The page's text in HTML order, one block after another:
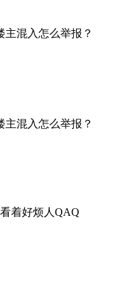
混入怎么举报？
混入怎么举报？
着好烦人QAQ